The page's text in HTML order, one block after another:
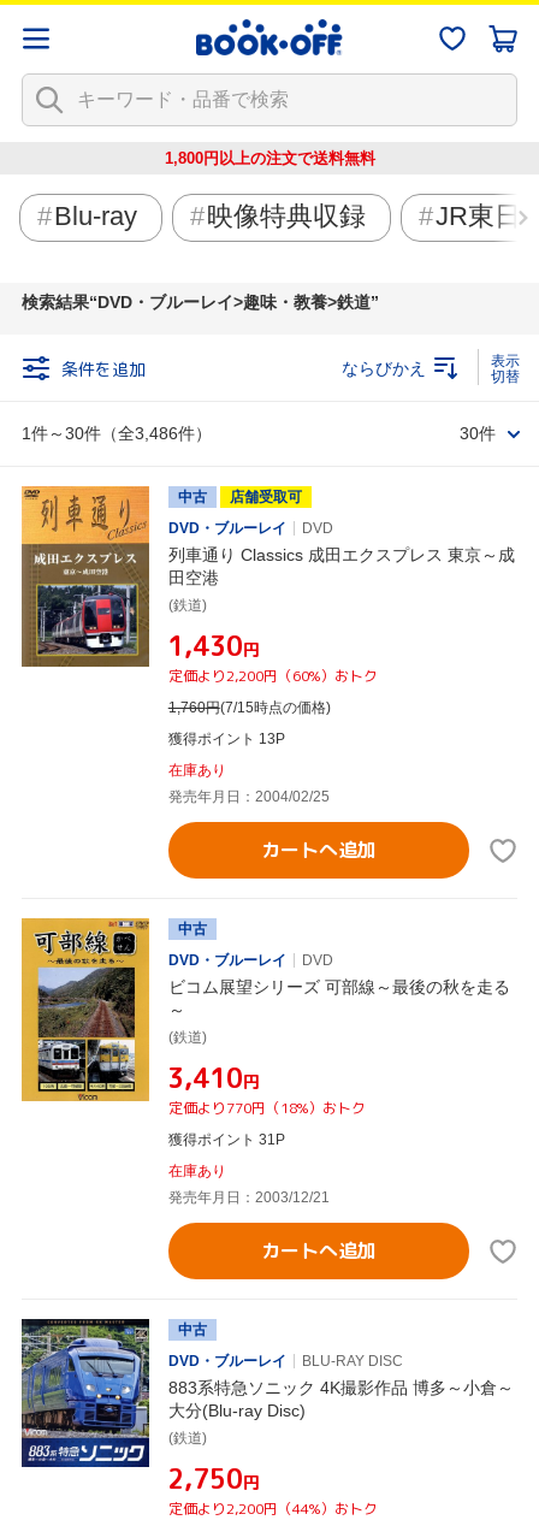
1,800円以上の注文で送料無料
Blu-ray 映像特典収録 JR東日
検索結果 DVD・ブルーレイ>趣味・教養>鉄道
条件を追加
1件～30件（全3,486件）
ならびかえ
30件
中古
店舗受取可
DVD・ブルーレイ
DVD
列車通り Classics 成田エクスプレス 東京～成
田空港
(鉄道)
¥1,430円
定価より2,200円（60%）おトク
1,760円(7/15時点の価格)
獲得ポイント 13P
在庫あり
発売年月日：2004/02/25
カートへ追加
中古
DVD・ブルーレイ
DVD
ビコム展望シリーズ 可部線～最後の秋を走る
～
(鉄道)
¥3,410円
定価より770円（18%）おトク
獲得ポイント 31P
在庫あり
発売年月日：2003/12/21
カートへ追加
中古
DVD・ブルーレイ
BLU-RAY DISC
883系特急ソニック 4K撮影作品 博多～小倉～
大分(Blu-ray Disc)
(鉄道)
¥2,750円
定価より2,200円（44%）おトク